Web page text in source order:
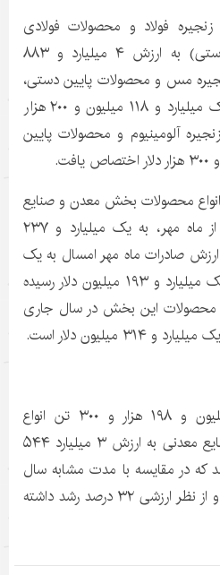
فولاد و محصولات فولادی
(صنایع بالادستی و پایین دستی) به ارزش ۴ میلیارد و ۸۸۳
بود. زنجیره مس و محصولات پایین دستی،
رتبه دوم صادرات به میزان یک میلیارد و ۱۱۸ میلیون و ۲۰۰ هزار
آلومینیوم و محصولات پایین
انواع محصولات بخش معدن و صنایع
معدنی با یک روند صعودی از ماه مهر، به یک میلیارد و ۲۳۷
صادرات ماه مهر امسال به یک
میلیارد و ۳۸ و ماه آبان به یک میلیارد و ۱۹۳ میلیون دلار رسیده
محصولات این بخش در سال جاری
میلیون دلار است.
طی ۹ ماهه امسال، ۳ میلیون و ۱۹۸ هزار و ۳۰۰ تن انواع
محصولات بخش معدن و صنایع معدنی به ارزش ۳ میلیارد ۵۴۴
تن وارد شد که در مقایسه با مدت مشابه سال
گذشته، از نظر وزنی ۳ درصد و از نظر ارزشی ۳۲ درصد رشد داشته